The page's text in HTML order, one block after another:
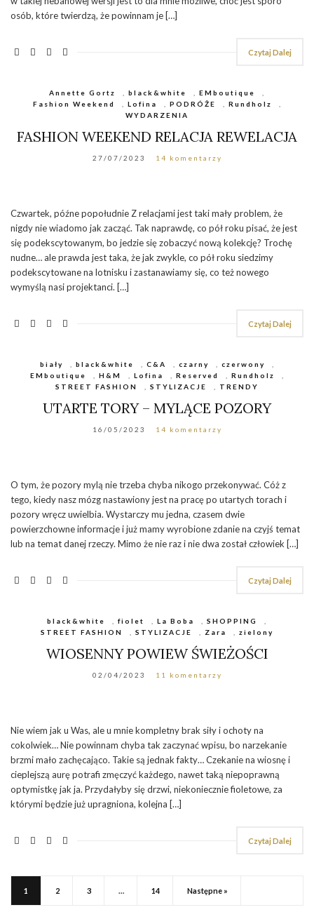
osób, które twierdzą, że powinnam je […]
Czytaj Dalej
Annette Gortz , black&white , EMboutique
,
Fashion Weekend
, Lofina , PODRÓŻE , Rundholz
,
WYDARZENIA
FASHION WEEKEND RELACJA REWELACJA
27/07/2023 14 komentarzy
Czwartek, późne popołudnie Z relacjami jest taki mały problem, że
nigdy nie wiadomo jak zacząć. Tak naprawdę, co pół roku pisać, że jest
się podekscytowanym, bo jedzie się zobaczyć nową kolekcję? Trochę
nudne… ale prawda jest taka, że jak zwykle, co pół roku siedzimy
podekscytowane na lotnisku i zastanawiamy się, co też nowego
wymyślą nasi projektanci. […]
Czytaj Dalej
biały , black&white , C&A , czarny , czerwony
,
EMboutique
, H&M , Lofina , Reserved , Rundholz
,
STREET FASHION
, STYLIZACJE , TRENDY
UTARTE TORY – MYLĄCE POZORY
16/05/2023 14 komentarzy
O tym, że pozory mylą nie trzeba chyba nikogo przekonywać. Cóż z
tego, kiedy nasz mózg nastawiony jest na pracę po utartych torach i
pozory wręcz uwielbia. Wystarczy mu jedna, czasem dwie
powierzchowne informacje i już mamy wyrobione zdanie na czyjś temat
lub na temat danej rzeczy. Mimo że nie raz i nie dwa został człowiek […]
Czytaj Dalej
black&white , fiolet , La Boba , SHOPPING
,
STREET FASHION
, STYLIZACJE , Zara , zielony
WIOSENNY POWIEW ŚWIEŻOŚCI
02/04/2023 11 komentarzy
Nie wiem jak u Was, ale u mnie kompletny brak siły i ochoty na
cokolwiek… Nie powinnam chyba tak zaczynać wpisu, bo narzekanie
brzmi mało zachęcająco. Takie są jednak fakty… Czekanie na wiosnę i
cieplejszą aurę potrafi zmęczyć każdego, nawet taką niepoprawną
optymistkę jak ja. Przydałyby się drzwi, niekoniecznie fioletowe, za
którymi będzie już upragniona, kolejna […]
Czytaj Dalej
1 2 3 … 14 Następne »